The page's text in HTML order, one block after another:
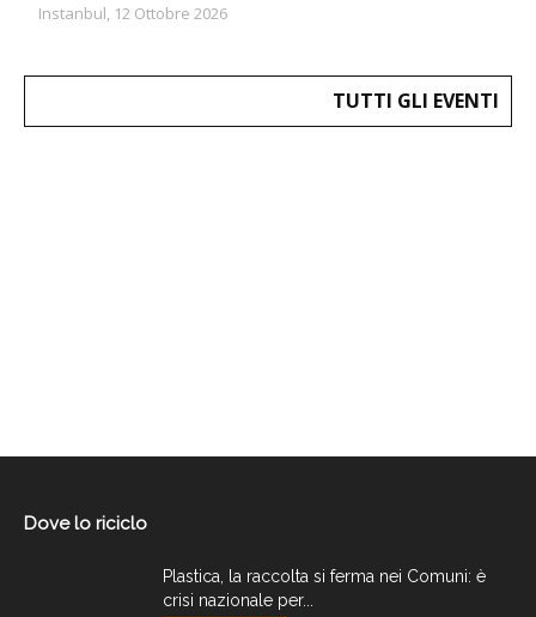
Instanbul, 12 Ottobre 2026
TUTTI GLI EVENTI
Dove lo riciclo
Plastica, la raccolta si ferma nei Comuni: è
crisi nazionale per...